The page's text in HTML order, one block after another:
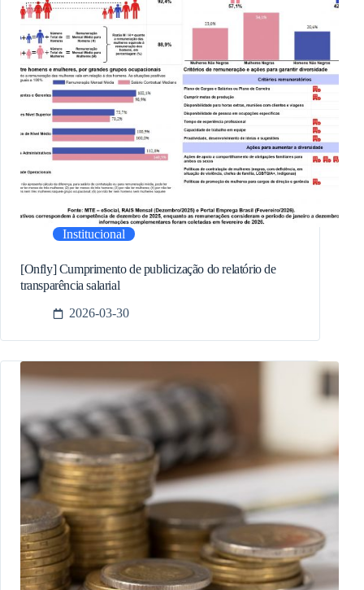
Institucional
[Onfly] Cumprimento de publicização do relatório de
transparência salarial
2026-03-30